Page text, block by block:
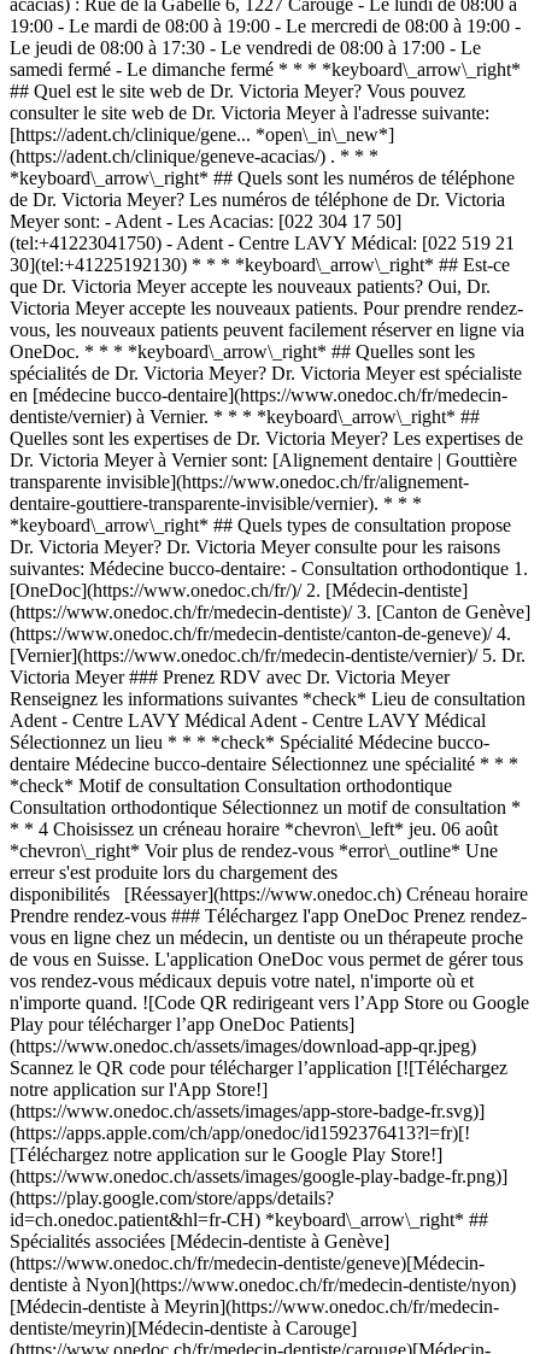
acacias) : Rue de la Gabelle 6, 1227 Carouge - Le lundi de 08:00 à
19:00 - Le mardi de 08:00 à 19:00 - Le mercredi de 08:00 à 19:00 -
Le jeudi de 08:00 à 17:30 - Le vendredi de 08:00 à 17:00 - Le
samedi fermé - Le dimanche fermé * * * *keyboard\_arrow\_right*
## Quel est le site web de Dr. Victoria Meyer? Vous pouvez
consulter le site web de Dr. Victoria Meyer à l'adresse suivante:
[https://adent.ch/clinique/gene... *open\_in\_new*]
(https://adent.ch/clinique/geneve-acacias/) . * * *
*keyboard\_arrow\_right* ## Quels sont les numéros de téléphone
de Dr. Victoria Meyer? Les numéros de téléphone de Dr. Victoria
Meyer sont: - Adent - Les Acacias: [022 304 17 50]
(tel:+41223041750) - Adent - Centre LAVY Médical: [022 519 21
30](tel:+41225192130) * * * *keyboard\_arrow\_right* ## Est-ce
que Dr. Victoria Meyer accepte les nouveaux patients? Oui, Dr.
Victoria Meyer accepte les nouveaux patients. Pour prendre rendez-
vous, les nouveaux patients peuvent facilement réserver en ligne via
OneDoc. * * * *keyboard\_arrow\_right* ## Quelles sont les
spécialités de Dr. Victoria Meyer? Dr. Victoria Meyer est spécialiste
en [médecine bucco-dentaire](https://www.onedoc.ch/fr/medecin-
dentiste/vernier) à Vernier. * * * *keyboard\_arrow\_right* ##
Quelles sont les expertises de Dr. Victoria Meyer? Les expertises de
Dr. Victoria Meyer à Vernier sont: [Alignement dentaire | Gouttière
transparente invisible](https://www.onedoc.ch/fr/alignement-
dentaire-gouttiere-transparente-invisible/vernier). * * *
*keyboard\_arrow\_right* ## Quels types de consultation propose
Dr. Victoria Meyer? Dr. Victoria Meyer consulte pour les raisons
suivantes: Médecine bucco-dentaire: - Consultation orthodontique 1. [OneDoc](https://www.onedoc.ch/fr/)/ 2. [Médecin-dentiste](https://www.onedoc.ch/fr/medecin-dentiste)/ 3. [Canton de Genève](https://www.onedoc.ch/fr/medecin-dentiste/canton-de-geneve)/ 4. [Vernier](https://www.onedoc.ch/fr/medecin-dentiste/vernier)/ 5. Dr. Victoria Meyer ### Prenez RDV avec Dr. Victoria Meyer Renseignez les informations suivantes *check* Lieu de consultation Adent - Centre LAVY Médical Adent - Centre LAVY Médical Sélectionnez un lieu * * * *check* Spécialité Médecine bucco-dentaire Médecine bucco-dentaire Sélectionnez une spécialité * * * *check* Motif de consultation Consultation orthodontique Consultation orthodontique Sélectionnez un motif de consultation * * * 4 Choisissez un créneau horaire *chevron\_left* jeu. 06 août *chevron\_right* Voir plus de rendez-vous *error\_outline* Une erreur s'est produite lors du chargement des disponibilités [Réessayer](https://www.onedoc.ch) Créneau horaire Prendre rendez-vous ### Téléchargez l'app OneDoc Prenez rendez-vous en ligne chez un médecin, un dentiste ou un thérapeute proche de vous en Suisse. L'application OneDoc vous permet de gérer tous vos rendez-vous médicaux depuis votre natel, n'importe où et n'importe quand. ![Code QR redirigeant vers l’App Store ou Google Play pour télécharger l’app OneDoc Patients](https://www.onedoc.ch/assets/images/download-app-qr.jpeg) Scannez le QR code pour télécharger l’application [![Téléchargez notre application sur l'App Store!](https://www.onedoc.ch/assets/images/app-store-badge-fr.svg)](https://apps.apple.com/ch/app/onedoc/id1592376413?l=fr)[![Téléchargez notre application sur le Google Play Store!](https://www.onedoc.ch/assets/images/google-play-badge-fr.png)](https://play.google.com/store/apps/details?id=ch.onedoc.patient&hl=fr-CH) *keyboard\_arrow\_right* ## Spécialités associées [Médecin-dentiste à Genève](https://www.onedoc.ch/fr/medecin-dentiste/geneve)[Médecin-dentiste à Nyon](https://www.onedoc.ch/fr/medecin-dentiste/nyon)[Médecin-dentiste à Meyrin](https://www.onedoc.ch/fr/medecin-dentiste/meyrin)[Médecin-dentiste à Carouge](https://www.onedoc.ch/fr/medecin-dentiste/carouge)[Médecin-dentiste à Lancy](https://www.onedoc.ch/fr/medecin-dentiste/lancy)[Médecin-dentiste à Vernier](https://www.onedoc.ch/fr/medecin-dentiste/vernier)[Médecin-dentiste à Chêne-Bougeries](https://www.onedoc.ch/fr/medecin-dentiste/chene-bougeries)[Médecin-dentiste à Versoix](https://www.onedoc.ch/fr/medecin-dentiste/versoix)[Médecin-dentiste à Onex](https://www.onedoc.ch/fr/medecin-dentiste/onex)[Médecin-dentiste à Allaman](https://www.onedoc.ch/fr/medecin-dentiste/allaman)[Médecin-dentiste à Vésenaz](https://www.onedoc.ch/fr/medecin-dentiste/vesenaz)[Médecin-dentiste à Morges](https://www.onedoc.ch/fr/medecin-dentiste/morges)[Médecin-dentiste à Petit-Lancy](https://www.onedoc.ch/fr/medecin-dentiste/petit-lancy)[Médecin-dentiste à Rolle](https://www.onedoc.ch/fr/medecin-dentiste/rolle)[Médecin-dentiste à Mies](https://www.onedoc.ch/fr/medecin-dentiste/mies)[Médecin-dentiste à Collonge-Bellerive](https://www.onedoc.ch/fr/medecin-dentiste/collonge-bellerive)[Médecin-dentiste à Thônex](https://www.onedoc.ch/fr/medecin-dentiste/thonex)[Médecin-dentiste à Bernex](https://www.onedoc.ch/fr/medecin-dentiste/bernex)[Médecin-dentiste à Satigny](https://www.onedoc.ch/fr/medecin-dentiste/satigny)[Médecin-dentiste à Bellevue](https://www.onedoc.ch/fr/medecin-dentiste/bellevue)[Médecin-dentiste à Echichens](https://www.onedoc.ch/fr/medecin-dentiste/echichens) *keyboard\_arrow\_right* ## Expertises associées [Alignement dentaire | Gouttière transparente invisible à Genève](https://www.onedoc.ch/fr/alignement-dentaire-gouttiere-transparente-invisible/geneve)[Alignement dentaire | Gouttière transparente invisible à Nyon](https://www.onedoc.ch/fr/alignement-dentaire-gouttiere-transparente-invisible/nyon)[Alignement dentaire | Gouttière transparente invisible à Meyrin](https://www.onedoc.ch/fr/alignement-dentaire-gouttiere-transparente-invisible/meyrin)[Alignement dentaire | Gouttière transparente invisible à Carouge](https://www.onedoc.ch/fr/alignement-dentaire-gouttiere-transparente-invisible/carouge)[Alignement dentaire | Gouttière transparente invisible à Vernier](https://www.onedoc.ch/fr/alignement-dentaire-gouttiere-transparente-invisible/vernier)[Alignement dentaire | Gouttière transparente invisible à Lancy](https://www.onedoc.ch/fr/alignement-dentaire-gouttiere-transparente-invisible/lancy)[Alignement dentaire | Gouttière transparente invisible à Versoix](https://www.onedoc.ch/fr/alignement-dentaire-gouttiere-transparente-invisible/versoix)[Alignement dentaire | Gouttière transparente invisible à Onex](https://www.onedoc.ch/fr/alignement-dentaire-gouttiere-transparente-invisible/onex)[Alignement dentaire | Gouttière transparente invisible à Vésenaz](https://www.onedoc.ch/fr/alignement-dentaire-gouttiere-transparente-invisible/vesenaz)[Alignement dentaire | Gouttière transparente invisible à Rolle](https://www.onedoc.ch/fr/alignement-dentaire-gouttiere-transparente-invisible/rolle)[Alignement dentaire | Gouttière transparente invisible à Allaman](https://www.onedoc.ch/fr/alignement-dentaire-gouttiere-transparente-invisible/allaman)[Alignement dentaire | Gouttière transparente invisible à Gland](https://www.onedoc.ch/fr/alignement-dentaire-gouttiere-transparente-invisible/gland)[Alignement dentaire | Gouttière transparente invisible à Mies](https://www.onedoc.ch/fr/alignement-dentaire-gouttiere-transparente-invisible/mies)[Alignement dentaire | Gouttière transparente invisible à Morges](https://www.onedoc.ch/fr/alignement-dentaire-gouttiere-transparente-invisible/morges)[Alignement dentaire | Gouttière transparente invisible à Chêne-Bougeries](https://www.onedoc.ch/fr/alignement-dentaire-gouttiere-transparente-invisible/chene-bougeries)[Alignement dentaire | Gouttière transparente invisible à Satigny](https://www.onedoc.ch/fr/alignement-dentaire-gouttiere-transparente-invisible/satigny) *keyboard\_arrow\_right* ## Recherches fréquentes [Physiothérapeute à Genève](https://www.onedoc.ch/fr/physiotherapeute/geneve)[Psychologue à Genève](https://www.onedoc.ch/fr/psychologue/geneve)[Médecin généraliste à Genève](https://www.onedoc.ch/fr/medecin-generaliste/geneve)[Thérapeute en drainage lymphatique à Genève](https://www.onedoc.ch/fr/therapeute-en-drainage-lymphatique/geneve)[Masseur classique à Genève](https://www.onedoc.ch/fr/masseur-classique/geneve)[Spécialiste en médecine interne générale à Genève](https://www.onedoc.ch/fr/specialiste-en-medecine-interne-generale/geneve)[Réflexologue à Genève](https://www.onedoc.ch/fr/reflexologue/geneve)[Médecin-dentiste à Genève](https://www.onedoc.ch/fr/medecin-dentiste/geneve)[Acupuncteur à Genève](https://www.onedoc.ch/fr/acupuncteur/geneve)[Spécialiste en Médecine Traditionnelle Chinoise (MTC) à Genève](https://www.onedoc.ch/fr/specialiste-en-medecine-traditionnelle-chinoise-mtc/geneve)[Physiothérapeute du sport à Genève](https://www.onedoc.ch/fr/physiotherapeute-du-sport/geneve)[Gynécologue obstétricien à Genève](https://www.onedoc.ch/fr/gynecologue-obstetricien/geneve)[Psychothérapeute à Genève](https://www.onedoc.ch/fr/psychotherapeute/geneve)[Masseur thérapeutique à Genève](https://www.onedoc.ch/fr/masseur-therapeutique/geneve)[Ostéopathe à Genève](https://www.onedoc.ch/fr/osteopathe/geneve)[Thérapeute en nutrition MCO à Genève](https://www.onedoc.ch/fr/therapeute-en-nutrition-mco/geneve)[Ophtalmologue à Genève](https://www.onedoc.ch/fr/ophtalmologue/geneve)[Pédiatre à Genève](https://www.onedoc.ch/fr/pediatre/geneve)[Thérapeute en nutrition à Genève](https://www.onedoc.ch/fr/therapeute-en-nutrition/geneve)[Thérapeute en hypnose à Genève](https://www.onedoc.ch/fr/therapeute-en-hypnose/geneve)[Spécialiste en médecine esthétique à Genève](https://www.onedoc.ch/fr/specialiste-en-medecine-esthetique/geneve) *keyboard\_arrow\_right* ## Annuaire des professionnels de santé suisses [Liste des praticiens](https://www.onedoc.ch/fr/annuaire) [A](https://www.onedoc.ch/fr/annuaire/A) [B](https://www.onedoc.ch/fr/annuaire/B) [C](https://www.onedoc.ch/fr/annuaire/C) [D](https://www.onedoc.ch/fr/annuaire/D) [E](https://www.onedoc.ch/fr/annuaire/E) [F](https://www.onedoc.ch/fr/annuaire/F) [G](https://www.onedoc.ch/fr/annuaire/G) [H](https://www.onedoc.ch/fr/annuaire/H) [I](https://www.onedoc.ch/fr/annuaire/I) [J](https://www.onedoc.ch/fr/annuaire/J) [K](https://www.onedoc.ch/fr/annuaire/K) [L](https://www.onedoc.ch/fr/annuaire/L) [M](https://www.onedoc.ch/fr/annuaire/M) [N](https://www.onedoc.ch/fr/annuaire/N) [O](https://www.onedoc.ch/fr/annuaire/O) [P](https://www.onedoc.ch/fr/annuaire/P) [Q](https://www.onedoc.ch/fr/annuaire/Q) [R](https://www.onedoc.ch/fr/annuaire/R) [S](https://www.onedoc.ch/fr/annuaire/S) [T](https://www.onedoc.ch/fr/annuaire/T) [U](https://www.onedoc.ch/fr/annuaire/U) [V](https://www.onedoc.ch/fr/annuaire/V) [W](https://www.onedoc.ch/fr/annuaire/W) [X](https://www.onedoc.ch/fr/annuaire/X) [Y](https://www.onedoc.ch/fr/annuaire/Y) [Z](https://www.onedoc.ch/fr/annuaire/Z) ## OneDoc [Pour les professionnels de santé](https://info.onedoc.ch/fr/) [À propos de nous](https://info.onedoc.ch/fr/raison-d-etre/) [Presse](https://info.onedoc.ch/fr/presse/) [Carrières](https://career.onedoc.ch/fr) [Centre de confidentialité](https://privacy.onedoc.ch/fr/) [Gestion des cookies](javascript:Didomi.preferences.show%28%29) [Centre d'aide](https://help.onedoc.ch/fr/) ## Langues [Deutsch](https://www.onedoc.ch/de/zahnarztin/vernier/pc2yy/dr-victoria-meyer) [Français](https://www.onedoc.ch/fr/medecin-dentiste/vernier/pc2yy/dr-victoria-meyer) [Italiano](https://www.onedoc.ch/it/dentista/vernier/pc2yy/dr-victoria-meyer) [English](https://www.onedoc.ch/en/dentist/vernier/pc2yy/dr-victoria-meyer) ## Spécialités associées [Médecin-dentiste à Genève](https://www.onedoc.ch/fr/medecin-dentiste/geneve) [Médecin-dentiste à N